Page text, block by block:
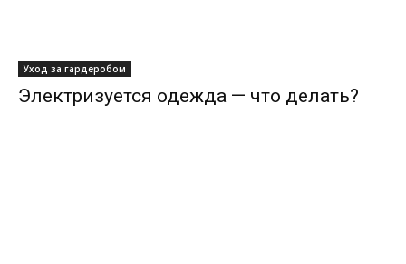
Уход за гардеробом
Электризуется одежда — что делать?